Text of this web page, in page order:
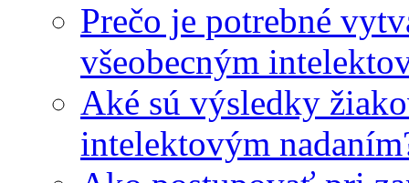
Prečo je potrebné
všeobecným
Aké sú výsledky
intelektovým